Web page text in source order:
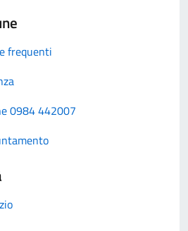
frequenti
0984 442007